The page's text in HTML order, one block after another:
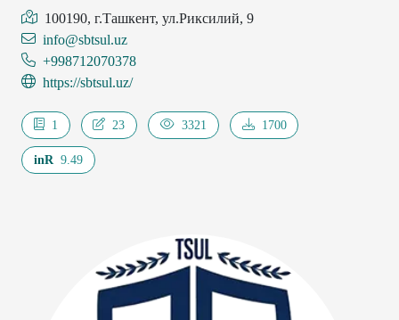
100190, г.Ташкент, ул.Риксилий, 9
info@sbtsul.uz
+998712070378
https://sbtsul.uz/
1 23 3321 1700
inR 9.49